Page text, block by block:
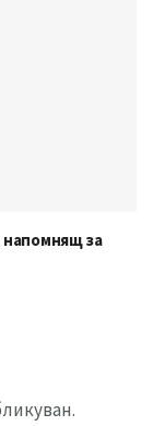
напомнящ за